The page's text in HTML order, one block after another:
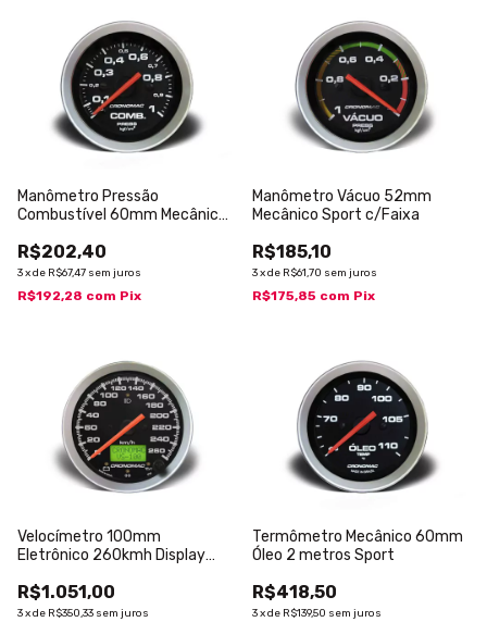
Manômetro Pressão
Combustível 60mm Mecânico
R$202,40
3xde R$67,47 sem juros
R$192,28 com Pix
Manômetro Vácuo 52mm
Mecânico Sport c/Faixa
R$185,10
3xde R$61,70 sem juros
R$175,85 com Pix
Velocímetro 100mm
Eletrônico 260kmh Display
R$1.051,00
3xde R$350,33 sem juros
Termômetro Mecânico 60mm
Óleo 2 metros Sport
R$418,50
3xde R$139,50 sem juros